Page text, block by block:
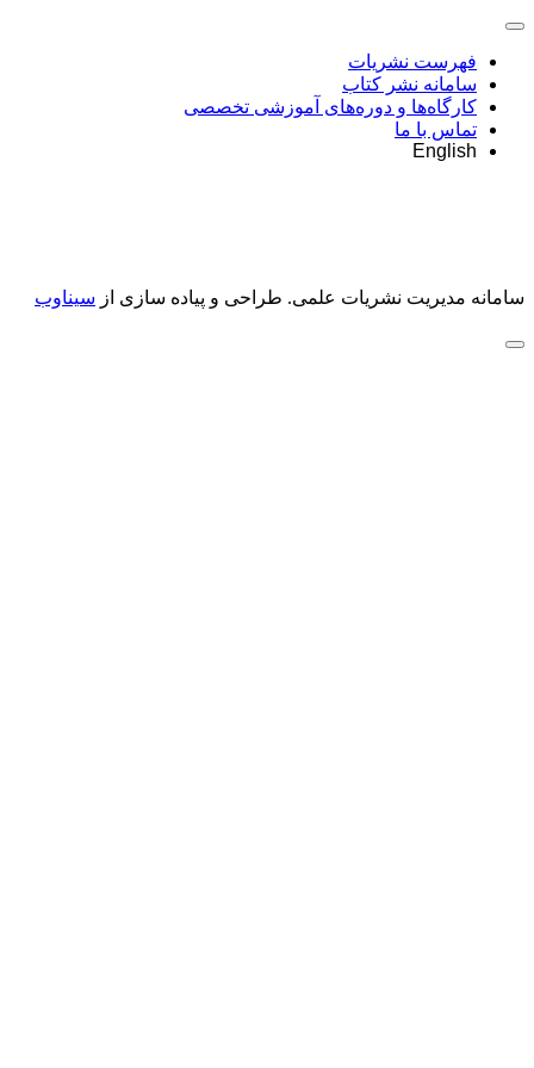
فهرست نشریات
سامانه نشر کتاب
کارگاه‌ها و دوره‌های آموزشی تخصصی
تماس با ما
English
سامانه مدیریت نشریات علمی. طراحی و پیاده سازی از سیناوب